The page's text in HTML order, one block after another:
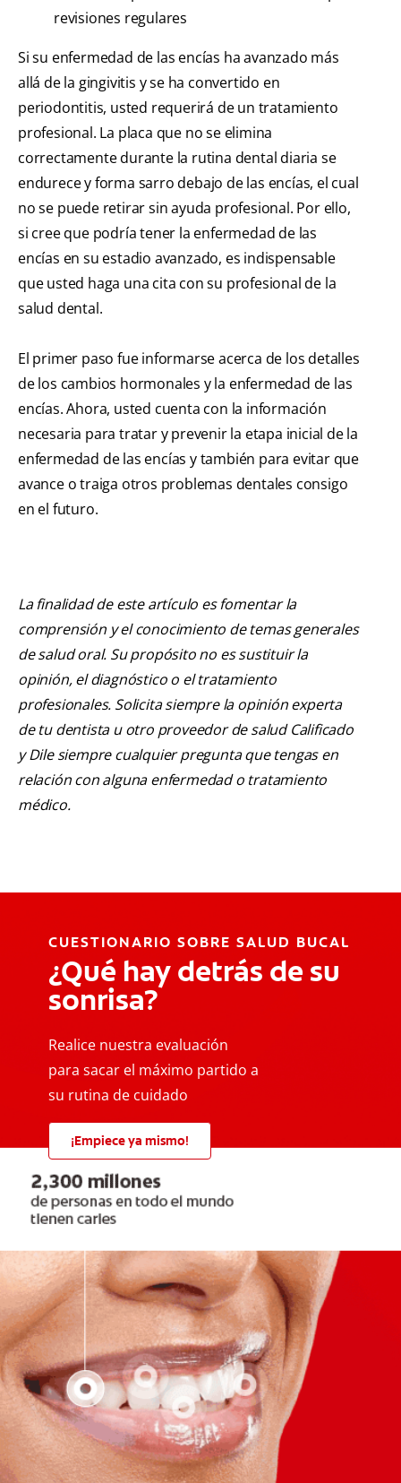
revisiones regulares
Si su enfermedad de las encías ha avanzado más
allá de la gingivitis y se ha convertido en
periodontitis, usted requerirá de un tratamiento
profesional. La placa que no se elimina
correctamente durante la rutina dental diaria se
endurece y forma sarro debajo de las encías, el cual
no se puede retirar sin ayuda profesional. Por ello,
si cree que podría tener la enfermedad de las
encías en su estadio avanzado, es indispensable
que usted haga una cita con su profesional de la
salud dental.
El primer paso fue informarse acerca de los detalles
de los cambios hormonales y la enfermedad de las
encías. Ahora, usted cuenta con la información
necesaria para tratar y prevenir la etapa inicial de la
enfermedad de las encías y también para evitar que
avance o traiga otros problemas dentales consigo
en el futuro.
La finalidad de este artículo es fomentar la
comprensión y el conocimiento de temas generales
de salud oral. Su propósito no es sustituir la
opinión, el diagnóstico o el tratamiento
profesionales. Solicita siempre la opinión experta
de tu dentista u otro proveedor de salud Calificado
y Dile siempre cualquier pregunta que tengas en
relación con alguna enfermedad o tratamiento
médico.
CUESTIONARIO SOBRE SALUD BUCAL
¿Qué hay detrás de su
sonrisa?
Realice nuestra evaluación
para sacar el máximo partido a
su rutina de cuidado
¡Empiece ya mismo!